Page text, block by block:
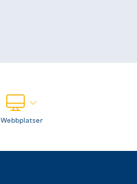
WebbplatserVisa våra andra webbplatser